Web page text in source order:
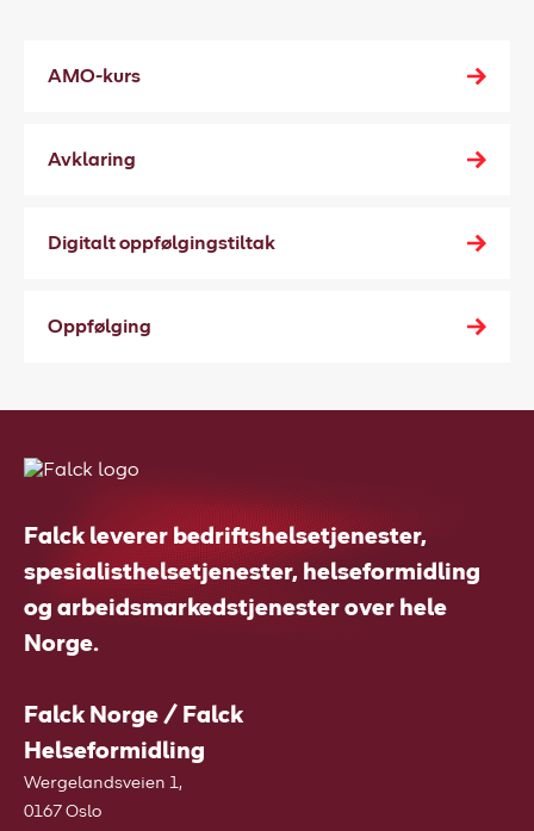
AMO-kurs
Avklaring
Digitalt oppfølgingstiltak
Oppfølging
Falck leverer bedriftshelsetjenester,
spesialisthelsetjenester, helseformidling
og arbeidsmarkedstjenester over hele
Norge.
Falck Norge / Falck
Helseformidling
Wergelandsveien 1,
0167 Oslo